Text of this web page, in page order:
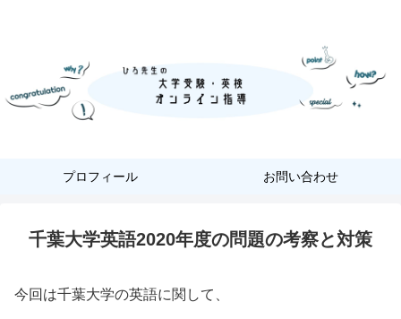
プロフィール お問い合わせ
千葉大学英語2020年度の問題の考察と対策
今回は千葉大学の英語に関して、